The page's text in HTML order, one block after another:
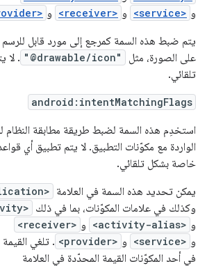
و <service> و <receiver> و
يتم ضبط هذه السمة كمرجع إلى مورد قابل
على الصورة، مثل
"@drawable/icon" . لا
تلقائي.
android:intentMatchingFlags
استخدِم هذه السمة لضبط طريقة مطابقة النظام
الواردة مع مكوّنات التطبيق. لا يتم تطبيق أي
خاصة بشكل تلقائي.
يمكن تحديد هذه السمة في العلامة
وكذلك في علامات المكوّنات، بما في ذلك
و <activity-alias> و <receiver>
و <service> و <provider> . تلغي
في أحد المكوّنات القيمة المحدّدة في العلامة